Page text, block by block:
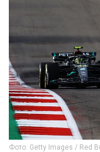
Фото: Getty Images / Red